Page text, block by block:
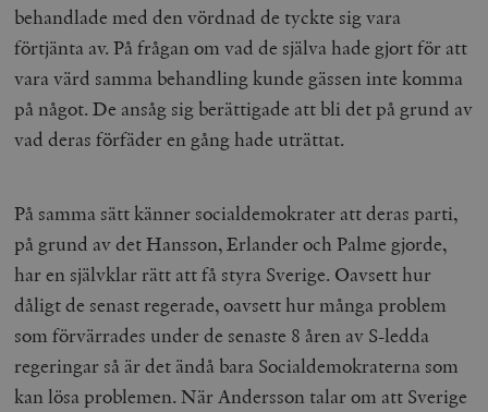
behandlade med den vördnad de tyckte sig vara
förtjänta av. På frågan om vad de själva hade gjort för att
vara värd samma behandling kunde gässen inte komma
på något. De ansåg sig berättigade att bli det på grund av
vad deras förfäder en gång hade uträttat.
På samma sätt känner socialdemokrater att deras parti,
på grund av det Hansson, Erlander och Palme gjorde,
har en självklar rätt att få styra Sverige. Oavsett hur
dåligt de senast regerade, oavsett hur många problem
som förvärrades under de senaste 8 åren av S-ledda
regeringar så är det ändå bara Socialdemokraterna som
kan lösa problemen. När Andersson talar om att Sverige